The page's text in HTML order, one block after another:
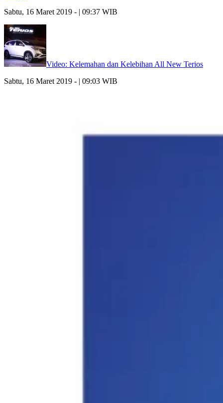
Sabtu, 16 Maret 2019 - | 09:37 WIB
Video: Kelemahan dan Kelebihan All New Terios
Sabtu, 16 Maret 2019 - | 09:03 WIB